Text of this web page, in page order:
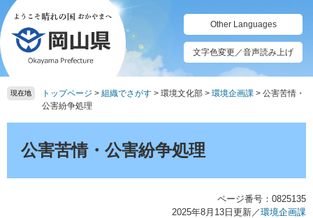
ペ
ー
ジ
の
先
頭
メ
ニ
ュ
ー
を
飛
て
Other Languages
文字色変更／音声読み上げ
現在地 トップページ > 組織でさがす > 環境文化部 > 環境企画課 > 公害苦情・
公害紛争処理
公害苦情・公害紛争処理
ページ番号：0825135
2025年8月13日更新／環境企画課